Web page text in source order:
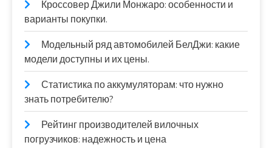
Кроссовер Джили Монжаро: особенности и
варианты покупки.
Модельный ряд автомобилей БелДжи: какие
модели доступны и их цены.
Статистика по аккумуляторам: что нужно
знать потребителю?
Рейтинг производителей вилочных
погрузчиков: надежность и цена